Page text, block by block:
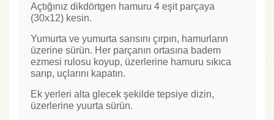
Açtığınız dikdörtgen hamuru 4 eşit parçaya
(30x12) kesin.
Yumurta ve yumurta sarısını çırpın, hamurların
üzerine sürün. Her parçanın ortasına badem
ezmesi rulosu koyup, üzerlerine hamuru sıkıca
sarıp, uçlarını kapatın.
Ek yerleri alta glecek şekilde tepsiye dizin,
üzerlerine yuurta sürün.